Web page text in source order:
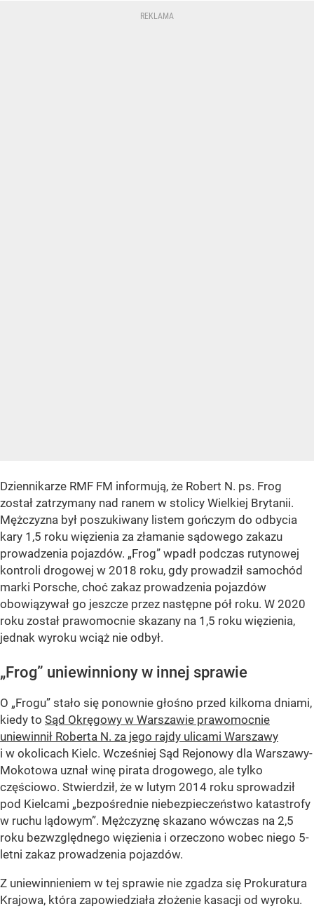
Dziennikarze RMF FM informują, że Robert N. ps. Frog
został zatrzymany nad ranem w stolicy Wielkiej Brytanii.
Mężczyzna był poszukiwany listem gończym do odbycia
kary 1,5 roku więzienia za złamanie sądowego zakazu
prowadzenia pojazdów. „Frog” wpadł podczas rutynowej
kontroli drogowej w 2018 roku, gdy prowadził samochód
marki Porsche, choć zakaz prowadzenia pojazdów
obowiązywał go jeszcze przez następne pół roku. W 2020
roku został prawomocnie skazany na 1,5 roku więzienia,
jednak wyroku wciąż nie odbył.
„Frog” uniewinniony w innej sprawie
O „Frogu” stało się ponownie głośno przed kilkoma dniami,
kiedy to Sąd Okręgowy w Warszawie prawomocnie
uniewinnił Roberta N. za jego rajdy ulicami Warszawy
i w okolicach Kielc. Wcześniej Sąd Rejonowy dla Warszawy-
Mokotowa uznał winę pirata drogowego, ale tylko
częściowo. Stwierdził, że w lutym 2014 roku sprowadził
pod Kielcami „bezpośrednie niebezpieczeństwo katastrofy
w ruchu lądowym”. Mężczyznę skazano wówczas na 2,5
roku bezwzględnego więzienia i orzeczono wobec niego 5-
letni zakaz prowadzenia pojazdów.
Z uniewinnieniem w tej sprawie nie zgadza się Prokuratura
Krajowa, która zapowiedziała złożenie kasacji od wyroku.